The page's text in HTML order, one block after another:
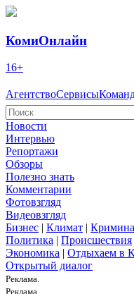
КомиОнлайн
16+
АгентствоСервисы
Новости
Интервью
Репортажи
Обзоры
Полезно знать
Комментарии
Фотовзгляд
Видеовзгляд
Бизнес | Климат |
Политика | Происшествия
Экономика | Отдыхаем в
Открытый диалог
Реклама.
Реклама.